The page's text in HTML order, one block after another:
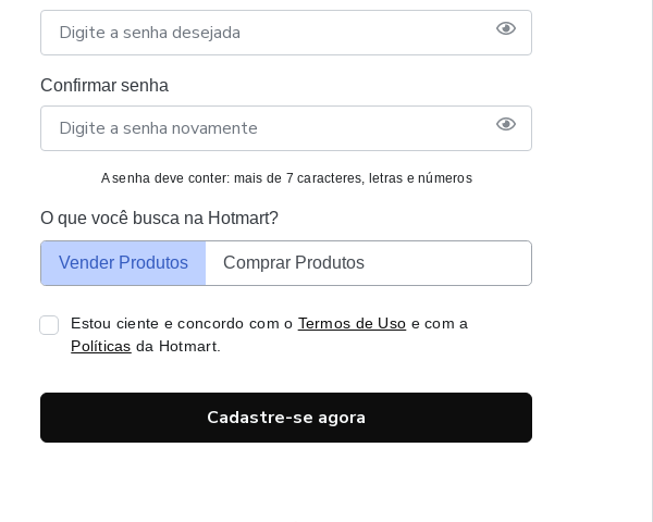
Confirmar senha
A senha deve conter: mais de 7 caracteres, letras e números
O que você busca na Hotmart?
Vender Produtos Comprar Produtos
Estou ciente e concordo com o Termos de Uso e com a
Políticas da Hotmart.
Cadastre-se agora